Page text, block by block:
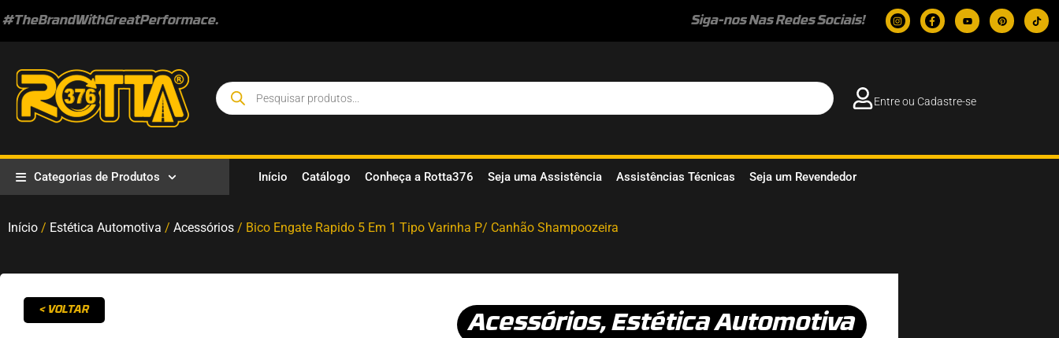
#TheBrandWithGreatPerformace. Siga-nos Nas Redes Sociais!
Entre ou Cadastre-se
Categorias de Produtos Início Catálogo Conheça a Rotta376 Seja uma Assistência Assistências Técnicas Seja um Revendedor
Início / Estética Automotiva / Acessórios / Bico Engate Rapido 5 Em 1 Tipo Varinha P/ Canhão Shampoozeira
< VOLTAR
Acessórios,Estética Automotiva